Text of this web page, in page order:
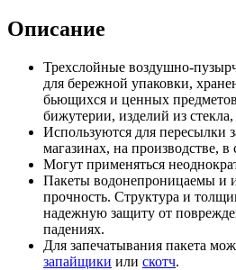
Описание
Трехслойные воздушно-
для бережной упаковки,
бьющихся и ценных
бижутерии, изделий из
Используются для пересылки
магазинах, на производстве, в
Могут применяться
Пакеты водонепроницаемы и
прочность. Структура и
надежную защиту от
падениях.
Для запечатывания пакета
запайщики или скотч.